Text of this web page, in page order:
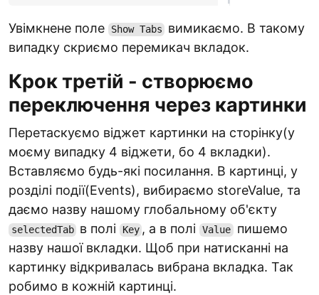
Увімкнене поле Show Tabs
вимикаємо. В такому
випадку скриємо перемикач вкладок.
Крок третій - створюємо
переключення через картинки
Перетаскуємо віджет картинки на сторінку(у
моєму випадку 4 віджети, бо 4 вкладки).
Вставляємо будь-які посилання. В картинці, у
розділі події(Events), вибираємо storeValue, та
даємо назву нашому глобальному об'єкту
selectedTab в полі Key , а в полі Value пишемо
назву нашої вкладки. Щоб при натисканні на
картинку відкривалась вибрана вкладка. Так
робимо в кожній картинці.